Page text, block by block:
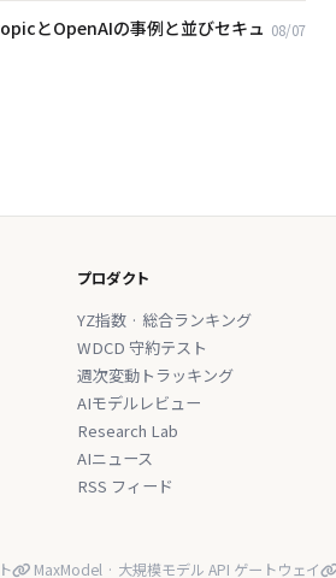
とOpenAIの事例と並びセキュ 08/07
プロダクト
YZ指数 · 総合ランキング
WDCD 守約テスト
週次変動トラッキング
AIモデルレビュー
Research Lab
AIニュース
RSS フィード
MaxModel · 大規模モデル API ゲートウェイ